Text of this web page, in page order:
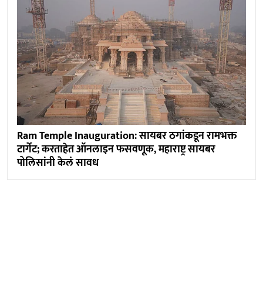
Ram Temple Inauguration: सायबर ठगांकडून रामभक्त
टार्गेट; करताहेत ऑनलाइन फसवणूक, महाराष्ट्र सायबर
पोलिसांनी केलं सावध